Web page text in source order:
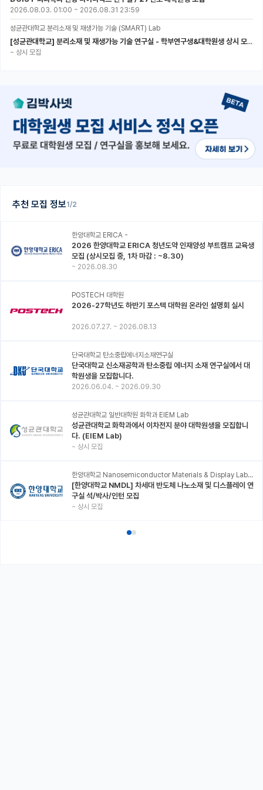
추천 모집 정보1/2
한양대학교 ERICA -
2026 한양대학교 ERICA 청년도약 인재양성 부트캠프 교육생
모집 (상시모집 중, 1차 마감 : ~8.30)
~ 2026.08.30
POSTECH 대학원
2026-27학년도 하반기 포스텍 대학원 온라인 설명회 실시
2026.07.27. ~ 2026.08.13
단국대학교 탄소중립에너지소재연구실
단국대학교 신소재공학과 탄소중립 에너지 소재 연구실에서 대
학원생을 모집합니다.
2026.06.04. ~ 2026.09.30
성균관대학교 일반대학원 화학과 EIEM Lab
성균관대학교 화학과에서 이차전지 분야 대학원생을 모집합니
다. (EIEM Lab)
~ 상시 모집
한양대학교 Nanosemiconductor Materials & Display Laboratory
[한양대학교 NMDL] 차세대 반도체 나노소재 및 디스플레이 연
구실 석/박사/인턴 모집
~ 상시 모집
2026.08.03. 01:00 ~ 2026.08.31 23:59
성균관대학교 분리소재 및 재생가능 기술 (SMART) Lab
[성균관대학교] 분리소재 및 재생가능 기술 연구실 - 학부연구생&대학원생 상시 모집 (미래에너지공학과)
~ 상시 모집